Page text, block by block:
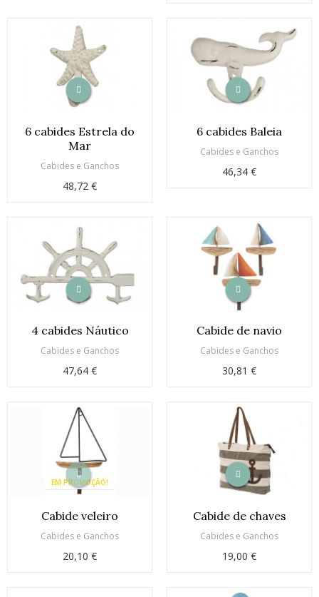
6 cabides Estrela do
Mar
Cabides e Ganchos
48,72 €
6 cabides Baleia
Cabides e Ganchos
46,34 €
4 cabides Náutico
Cabides e Ganchos
47,64 €
Cabide de navio
Cabides e Ganchos
30,81 €
EM PROMOÇÃO!
Cabide veleiro
Cabides e Ganchos
20,10 €
Cabide de chaves
Cabides e Ganchos
19,00 €